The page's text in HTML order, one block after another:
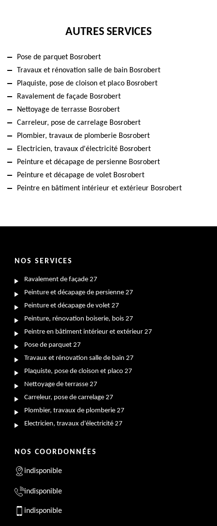
AUTRES SERVICES
Pose de parquet Bosrobert
Travaux et rénovation salle de bain Bosrobert
Plaquiste, pose de cloison et placo Bosrobert
Ravalement de façade Bosrobert
Nettoyage de terrasse Bosrobert
Carreleur, pose de carrelage Bosrobert
Plombier, travaux de plomberie Bosrobert
Electricien, travaux d'électricité Bosrobert
Peinture et décapage de persienne Bosrobert
Peinture et décapage de volet Bosrobert
Peintre en bâtiment intérieur et extérieur Bosrobert
NOS SERVICES
Ravalement de façade 27
Peinture et décapage de persienne 27
Peinture et décapage de volet 27
Peinture, rénovation boiserie, bois 27
Peintre en bâtiment intérieur et extérieur 27
Pose de parquet 27
Travaux et rénovation salle de bain 27
Plaquiste, pose de cloison et placo 27
Nettoyage de terrasse 27
Carreleur, pose de carrelage 27
Plombier, travaux de plomberie 27
Electricien, travaux d'électricité 27
NOS COORDONNÉES
indisponible
indisponible
indisponible